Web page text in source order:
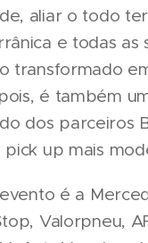
aliar o todo
e todas as
transformado
é também
dos parceiros
pick up mais
é a
Valorpneu,